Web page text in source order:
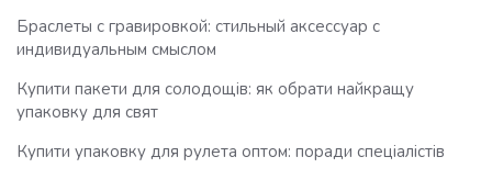
Браслеты с гравировкой: стильный аксессуар с
индивидуальным смыслом
Купити пакети для солодощів: як обрати найкращу
упаковку для свят
Купити упаковку для рулета оптом: поради спеціалістів